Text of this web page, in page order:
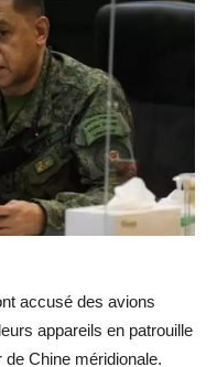
accusé des avions
appareils en patrouille
de Chine méridionale.